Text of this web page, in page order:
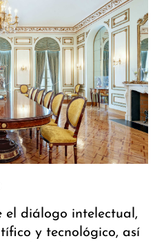
el diálogo intelectual,
y tecnológico, así